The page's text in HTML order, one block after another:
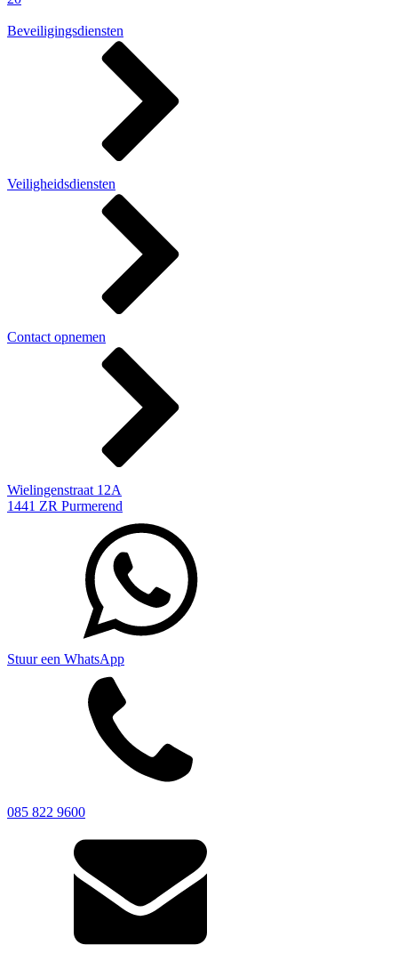
Beveiligingsdiensten
Veiligheidsdiensten
Contact opnemen
Wielingenstraat 12A
1441 ZR Purmerend
Stuur een WhatsApp
085 822 9600